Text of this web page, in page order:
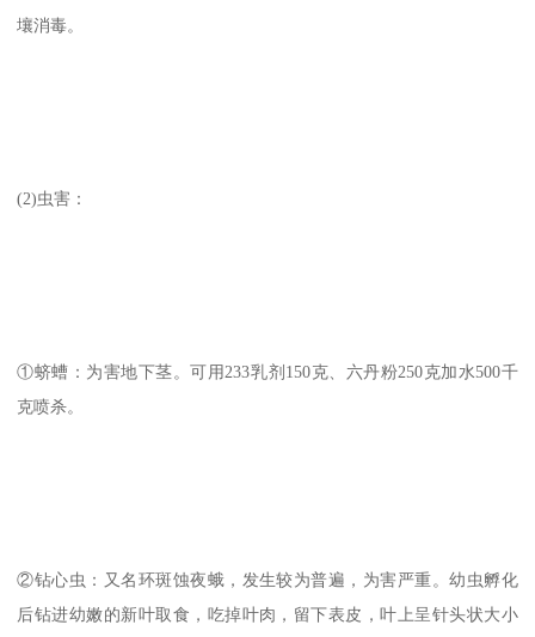
壤消毒。
(2)虫害：
①蛴螬：为害地下茎。可用233乳剂150克、六丹粉250克加水500千
克喷杀。
②钻心虫：又名环斑蚀夜蛾，发生较为普遍，为害严重。幼虫孵化
后钻进幼嫩的新叶取食，吃掉叶肉，留下表皮，叶上呈针头状大小